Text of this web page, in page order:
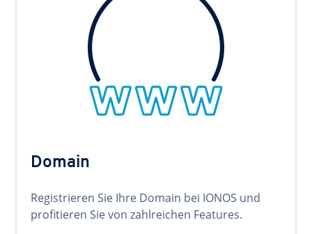
Domain
Registrieren Sie Ihre Domain bei IONOS und
profitieren Sie von zahlreichen Features.